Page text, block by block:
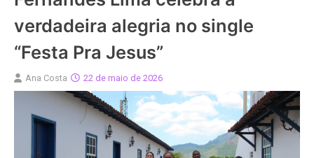
verdadeira alegria no single
“Festa Pra Jesus”
Ana Costa 22 de maio de 2026